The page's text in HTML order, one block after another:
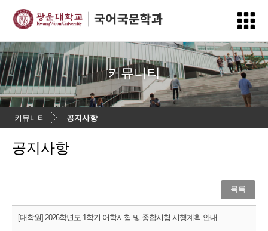
커뮤니티
커뮤니티 공지사항
공지사항
목록
[대학원] 2026학년도 1학기 어학시험 및 종합시험 시행계획 안내